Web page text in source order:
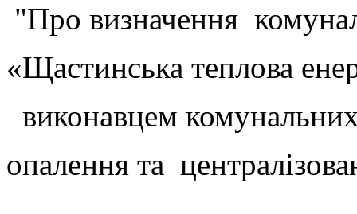
"Про визначення
«Щастинська теплова
виконавцем
опалення та